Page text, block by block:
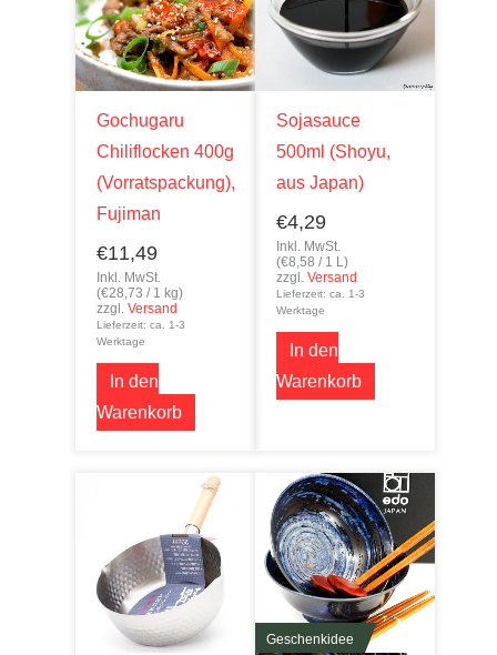
Gochugaru
Chiliflocken 400g
(Vorratspackung),
Fujiman
€11,49
Inkl. MwSt.
(€28,73 / 1 kg)
zzgl. Versand
Lieferzeit: ca. 1-3
Werktage
In den
Warenkorb
Sojasauce
500ml (Shoyu,
aus Japan)
€4,29
Inkl. MwSt.
(€8,58 / 1 L)
zzgl.Versand
Lieferzeit: ca. 1-3
Werktage
In den
Warenkorb
Geschenkidee